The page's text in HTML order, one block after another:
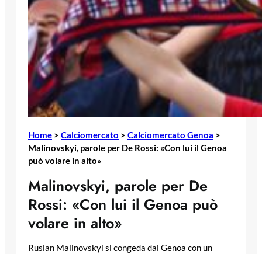
Home > Calciomercato > Calciomercato Genoa >
Malinovskyi, parole per De Rossi: «Con lui il Genoa
può volare in alto»
Malinovskyi, parole per De
Rossi: «Con lui il Genoa può
volare in alto»
Ruslan Malinovskyi si congeda dal Genoa con un